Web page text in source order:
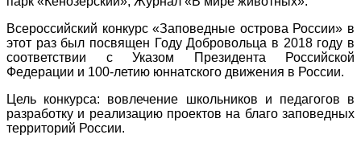
Всероссийский конкурс «Заповедные острова России» в
этот раз был посвящен Году Добровольца в 2018 году в
соответствии с Указом Президента Российской
Федерации и 100-летию юннатского движения в России.
Цель конкурса: вовлечение школьников и педагогов в
разработку и реализацию проектов на благо заповедных
территорий России.